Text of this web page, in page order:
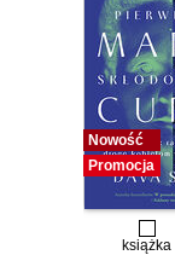
Nowość
Promocja
książka